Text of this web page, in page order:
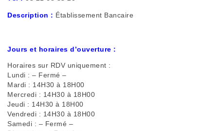
Description : Établissement Bancaire
Jours et horaires d’ouverture :
Horaires sur RDV uniquement :
Lundi : – Fermé –
Mardi : 14H30 à 18H00
Mercredi : 14H30 à 18H00
Jeudi : 14H30 à 18H00
Vendredi : 14H30 à 18H00
Samedi : – Fermé –